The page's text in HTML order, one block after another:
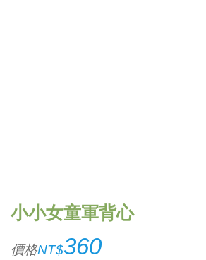
小小女童軍背心
價格NT$360